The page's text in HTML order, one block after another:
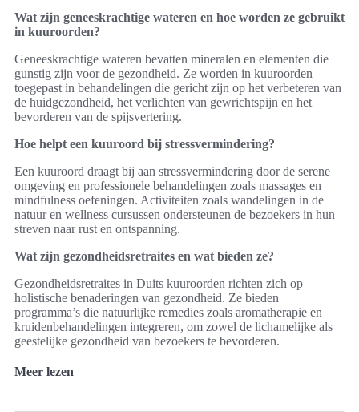
Wat zijn geneeskrachtige wateren en hoe worden ze gebruikt
in kuuroorden?
Geneeskrachtige wateren bevatten mineralen en elementen die
gunstig zijn voor de gezondheid. Ze worden in kuuroorden
toegepast in behandelingen die gericht zijn op het verbeteren van
de huidgezondheid, het verlichten van gewrichtspijn en het
bevorderen van de spijsvertering.
Hoe helpt een kuuroord bij stressvermindering?
Een kuuroord draagt bij aan stressvermindering door de serene
omgeving en professionele behandelingen zoals massages en
mindfulness oefeningen. Activiteiten zoals wandelingen in de
natuur en wellness cursussen ondersteunen de bezoekers in hun
streven naar rust en ontspanning.
Wat zijn gezondheidsretraites en wat bieden ze?
Gezondheidsretraites in Duits kuuroorden richten zich op
holistische benaderingen van gezondheid. Ze bieden
programma’s die natuurlijke remedies zoals aromatherapie en
kruidenbehandelingen integreren, om zowel de lichamelijke als
geestelijke gezondheid van bezoekers te bevorderen.
Meer lezen